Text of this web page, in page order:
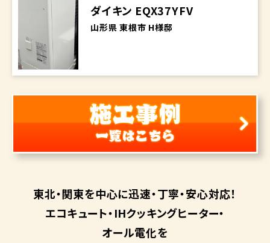
ダイキン EQX37YFV
山形県 東根市 H様邸
東北・関東を中心に迅速・丁寧・安心対応！
エコキュート・IHクッキングヒーター・
オール電化を